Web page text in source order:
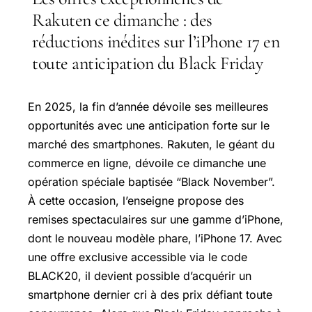
Rakuten ce dimanche : des
réductions inédites sur l’iPhone 17 en
toute anticipation du Black Friday
En 2025, la fin d’année dévoile ses meilleures
opportunités avec une anticipation forte sur le
marché des smartphones. Rakuten, le géant du
commerce en ligne, dévoile ce dimanche une
opération spéciale baptisée “Black November”.
À cette occasion, l’enseigne propose des
remises spectaculaires sur une gamme d’iPhone,
dont le nouveau modèle phare, l’iPhone 17. Avec
une offre exclusive accessible via le code
BLACK20, il devient possible d’acquérir un
smartphone dernier cri à des prix défiant toute